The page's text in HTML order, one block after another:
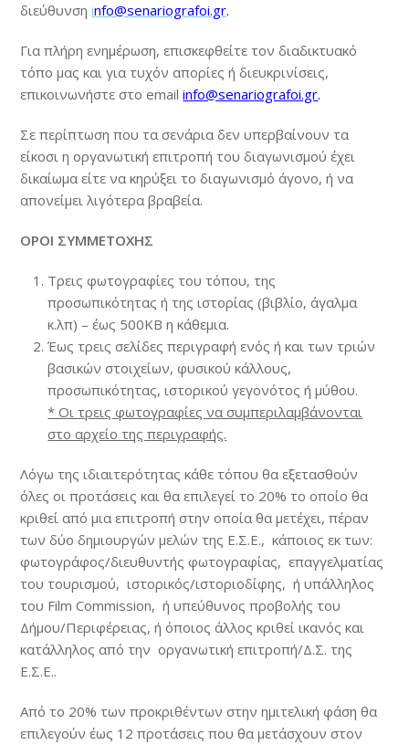
διεύθυνσηinfo@senariografoi.gr.
Για πλήρη ενημέρωση, επισκεφθείτε τον διαδικτυακό
τόπο μας και για τυχόν απορίες ή διευκρινίσεις,
επικοινωνήστε στο emailinfo@senariografoi.gr.
Σε περίπτωση που τα σενάρια δεν υπερβαίνουν τα
είκοσι η οργανωτική επιτροπή του διαγωνισμού έχει
δικαίωμα είτε να κηρύξει το διαγωνισμό άγονο, ή να
απονείμει λιγότερα βραβεία.
ΟΡΟΙ ΣΥΜΜΕΤΟΧΗΣ
Τρεις φωτογραφίες του τόπου, της
προσωπικότητας ή της ιστορίας (βιβλίο, άγαλμα
κ.λπ) – έως 500KB η κάθεμια.
Έως τρεις σελίδες περιγραφή ενός ή και των τριών
βασικών στοιχείων, φυσικού κάλλους,
προσωπικότητας, ιστορικού γεγονότος ή μύθου.
* Οι τρεις φωτογραφίες να συμπεριλαμβάνονται
στο αρχείο της περιγραφής.
Λόγω της ιδιαιτερότητας κάθε τόπου θα εξετασθούν
όλες οι προτάσεις και θα επιλεγεί το 20% το οποίο θα
κριθεί από μια επιτροπή στην οποία θα μετέχει, πέραν
των δύο δημιουργών μελών της Ε.Σ.Ε., κάποιος εκ των:
φωτογράφος/διευθυντής φωτογραφίας, επαγγελματίας
του τουρισμού, ιστορικός/ιστοριοδίφης, ή υπάλληλος
του Film Commission, ή υπεύθυνος προβολής του
Δήμου/Περιφέρειας, ή όποιος άλλος κριθεί ικανός και
κατάλληλος από την οργανωτική επιτροπή/Δ.Σ. της
Ε.Σ.Ε..
Από το 20% των προκριθέντων στην ημιτελική φάση θα
επιλεγούν έως 12 προτάσεις που θα μετάσχουν στον